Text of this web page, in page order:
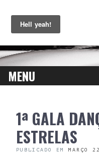
MENU
CONTENT1ª GALA
ESTRELAS
PUBLICADO EM MARÇO